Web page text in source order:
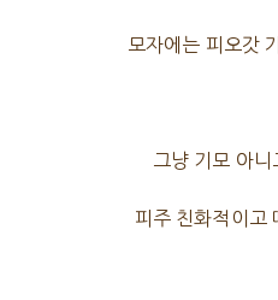
모자에는 피오갓
그냥 기모 아
피주 친화적이고